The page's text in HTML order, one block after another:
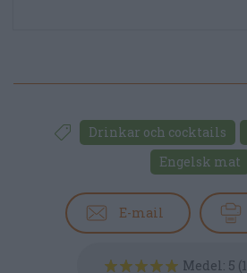
Drinkar och cocktails
Engelsk mat
E-mail
Medel: 5 (1